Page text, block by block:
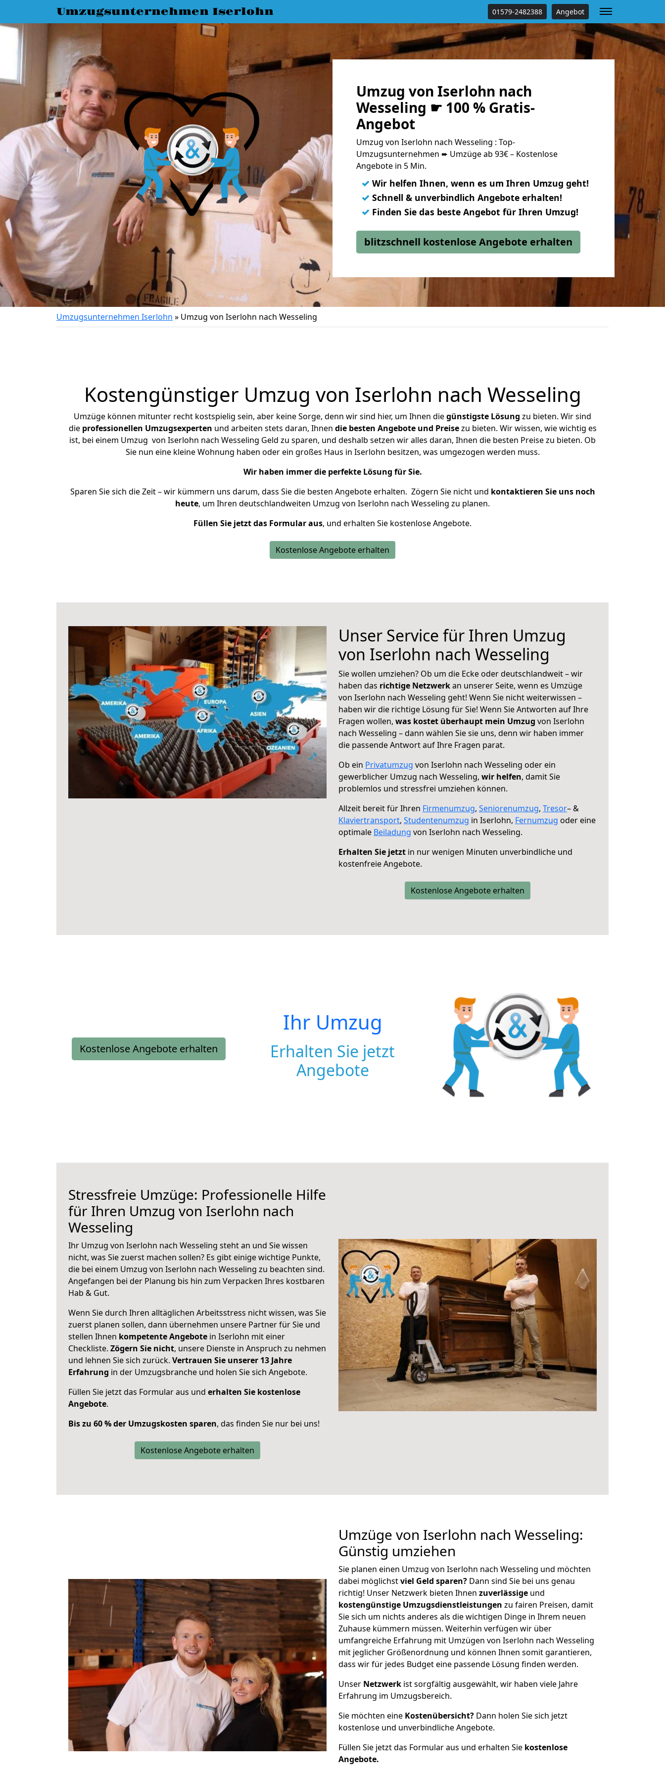
Umzugsunternehmen Iserlohn 01579-2482388 Angebot
Umzug von Iserlohn nach
Wesseling ☛ 100 % Gratis-
Angebot
Umzug von Iserlohn nach Wesseling : Top-
Umzugsunternehmen ➨ Umzüge ab 93€ – Kostenlose
Angebote in 5 Min.
✓ Wir helfen Ihnen, wenn es um Ihren Umzug geht!
✓ Schnell & unverbindlich Angebote erhalten!
✓ Finden Sie das beste Angebot für Ihren Umzug!
blitzschnell kostenlose Angebote erhalten
Umzugsunternehmen Iserlohn » Umzug von Iserlohn nach Wesseling
Kostengünstiger Umzug von Iserlohn nach Wesseling
Umzüge können mitunter recht kostspielig sein, aber keine Sorge, denn wir sind hier, um Ihnen diegünstigste Lösung zu bieten. Wir sind
die professionellen Umzugsexperten und arbeiten stets daran, Ihnen die besten Angebote und Preisezu bieten. Wir wissen, wie wichtig es
ist, bei einem Umzug von Iserlohn nach Wesseling Geld zu sparen, und deshalb setzen wir alles daran, Ihnen die besten Preise zu bieten. Ob
Sie nun eine kleine Wohnung haben oder ein großes Haus in Iserlohn besitzen, was umgezogen werden muss.
Wir haben immer die perfekte Lösung für Sie.
Sparen Sie sich die Zeit – wir kümmern uns darum, dass Sie die besten Angebote erhalten. Zögern Sie nicht und kontaktieren Sie uns noch
heute, um Ihren deutschlandweiten Umzug von Iserlohn nach Wesseling zu planen.
Füllen Sie jetzt das Formular aus, und erhalten Sie kostenlose Angebote.
Kostenlose Angebote erhalten
Unser Service für Ihren Umzug
von Iserlohn nach Wesseling
Sie wollen umziehen? Ob um die Ecke oder deutschlandweit – wir
haben das richtige Netzwerkan unserer Seite, wenn es Umzüge
von Iserlohn nach Wesseling geht! Wenn Sie nicht weiterwissen –
haben wir die richtige Lösung für Sie! Wenn Sie Antworten auf Ihre
Fragen wollen, was kostet überhaupt mein Umzug von Iserlohn
nach Wesseling – dann wählen Sie sie uns, denn wir haben immer
die passende Antwort auf Ihre Fragen parat.
Ob ein Privatumzug von Iserlohn nach Wesseling oder ein
gewerblicher Umzug nach Wesseling, wir helfen, damit Sie
problemlos und stressfrei umziehen können.
Allzeit bereit für Ihren Firmenumzug, Seniorenumzug, Tresor– &
Klaviertransport, Studentenumzug in Iserlohn, Fernumzug oder eine
optimale Beiladung von Iserlohn nach Wesseling.
Erhalten Sie jetzt in nur wenigen Minuten unverbindliche und
kostenfreie Angebote.
Kostenlose Angebote erhalten
Kostenlose Angebote erhalten
Ihr Umzug
Erhalten Sie jetzt
Angebote
Stressfreie Umzüge: Professionelle Hilfe
für Ihren Umzug von Iserlohn nach
Wesseling
Ihr Umzug von Iserlohn nach Wesseling steht an und Sie wissen
nicht, was Sie zuerst machen sollen? Es gibt einige wichtige Punkte,
die bei einem Umzug von Iserlohn nach Wesseling zu beachten sind.
Angefangen bei der Planung bis hin zum Verpacken Ihres kostbaren
Hab & Gut.
Wenn Sie durch Ihren alltäglichen Arbeitsstress nicht wissen, was Sie
zuerst planen sollen, dann übernehmen unsere Partner für Sie und
stellen Ihnen kompetente Angebote in Iserlohn mit einer
Checkliste. Zögern Sie nicht, unsere Dienste in Anspruch zu nehmen
und lehnen Sie sich zurück. Vertrauen Sie unserer 13 Jahre
Erfahrung in der Umzugsbranche und holen Sie sich Angebote.
Füllen Sie jetzt das Formular aus und erhalten Sie kostenlose
Angebote.
Bis zu 60 % der Umzugskosten sparen, das finden Sie nur bei uns!
Kostenlose Angebote erhalten
Umzüge von Iserlohn nach Wesseling:
Günstig umziehen
Sie planen einen Umzug von Iserlohn nach Wesseling und möchten
dabei möglichstviel Geld sparen? Dann sind Sie bei uns genau
richtig! Unser Netzwerk bieten Ihnen zuverlässige und
kostengünstige Umzugsdienstleistungen zu fairen Preisen, damit
Sie sich um nichts anderes als die wichtigen Dinge in Ihrem neuen
Zuhause kümmern müssen. Weiterhin verfügen wir über
umfangreiche Erfahrung mit Umzügen von Iserlohn nach Wesseling
mit jeglicher Größenordnung und können Ihnen somit garantieren,
dass wir für jedes Budget eine passende Lösung finden werden.
Unser Netzwerk ist sorgfältig ausgewählt, wir haben viele Jahre
Erfahrung im Umzugsbereich.
Sie möchten eine Kostenübersicht? Dann holen Sie sich jetzt
kostenlose und unverbindliche Angebote.
Füllen Sie jetzt das Formular aus und erhalten Sie kostenlose
Angebote.